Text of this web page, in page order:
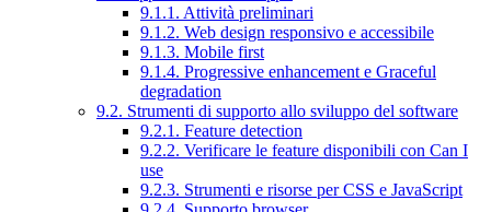
9.1.1. Attività preliminari
9.1.2. Web design responsivo e accessibile
9.1.3. Mobile first
9.1.4. Progressive enhancement e Graceful
degradation
9.2. Strumenti di supporto allo sviluppo del software
9.2.1. Feature detection
9.2.2. Verificare le feature disponibili con Can I
use
9.2.3. Strumenti e risorse per CSS e JavaScript